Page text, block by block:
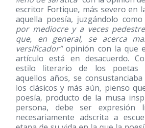
escritor Fortique, más severo en
aquella poesía, juzgándolo como
por mediocre y a veces
que, en general, se acerca
versificador”opinión con la que
artículo está en desacuerdo.
estilo literario de los poetas
aquellos años, se
los clásicos y más aún, pienso
poesía, producto de la musa
persona, debe ser expresión
necesariamente adscrita a